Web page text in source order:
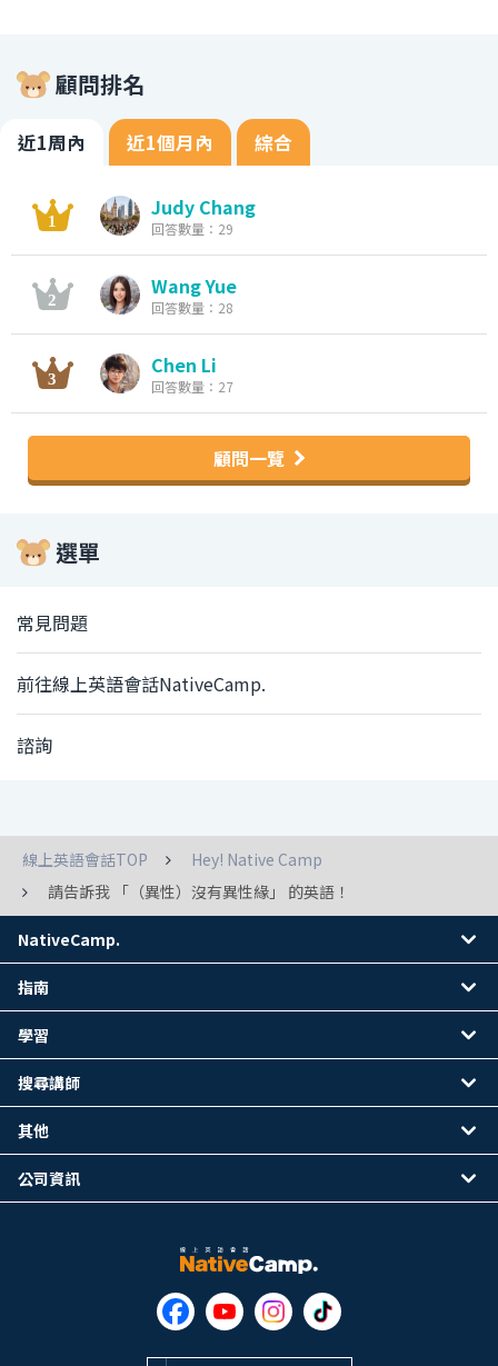
顧問排名
近1周內 近1個月內 綜合
Judy Chang
回答數量：29
Wang Yue
回答數量：28
Chen Li
回答數量：27
顧問一覽
選單
常見問題
前往線上英語會話NativeCamp.
諮詢
線上英語會話TOP
Hey! Native Camp
請告訴我 「（異性）沒有異性緣」 的英語！
NativeCamp.
指南
學習
搜尋講師
其他
公司資訊